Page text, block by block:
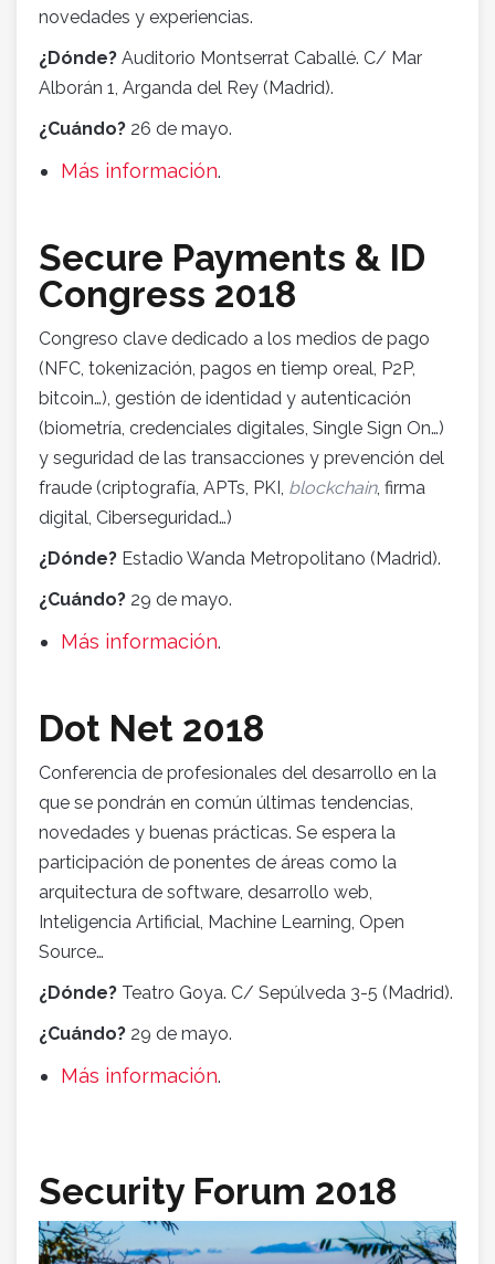
novedades y experiencias.
¿Dónde? Auditorio Montserrat Caballé. C/ Mar
Alborán 1, Arganda del Rey (Madrid).
¿Cuándo? 26 de mayo.
Más información.
Secure Payments & ID
Congress 2018
Congreso clave dedicado a los medios de pago
(NFC, tokenización, pagos en tiemp oreal, P2P,
bitcoin…), gestión de identidad y autenticación
(biometría, credenciales digitales, Single Sign On…)
y seguridad de las transacciones y prevención del
fraude (criptografía, APTs, PKI, blockchain, firma
digital, Ciberseguridad…)
¿Dónde? Estadio Wanda Metropolitano (Madrid).
¿Cuándo? 29 de mayo.
Más información.
Dot Net 2018
Conferencia de profesionales del desarrollo en la
que se pondrán en común últimas tendencias,
novedades y buenas prácticas. Se espera la
participación de ponentes de áreas como la
arquitectura de software, desarrollo web,
Inteligencia Artificial, Machine Learning, Open
Source…
¿Dónde? Teatro Goya. C/ Sepúlveda 3-5 (Madrid).
¿Cuándo? 29 de mayo.
Más información.
Security Forum 2018